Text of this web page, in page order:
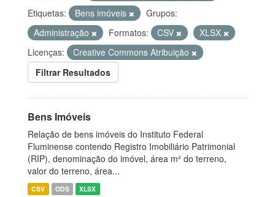
Etiquetas:
Bens imóveis
Grupos:
Administração
Formatos: CSV
XLSX
Licenças:
Creative Commons Atribuição
Filtrar Resultados
Bens Imóveis
Relação de bens imóveis do Instituto Federal
Fluminense contendo Registro Imobiliário Patrimonial
(RIP), denominação do imóvel, área m² do terreno,
valor do terreno, área...
CSV ODS XLSX